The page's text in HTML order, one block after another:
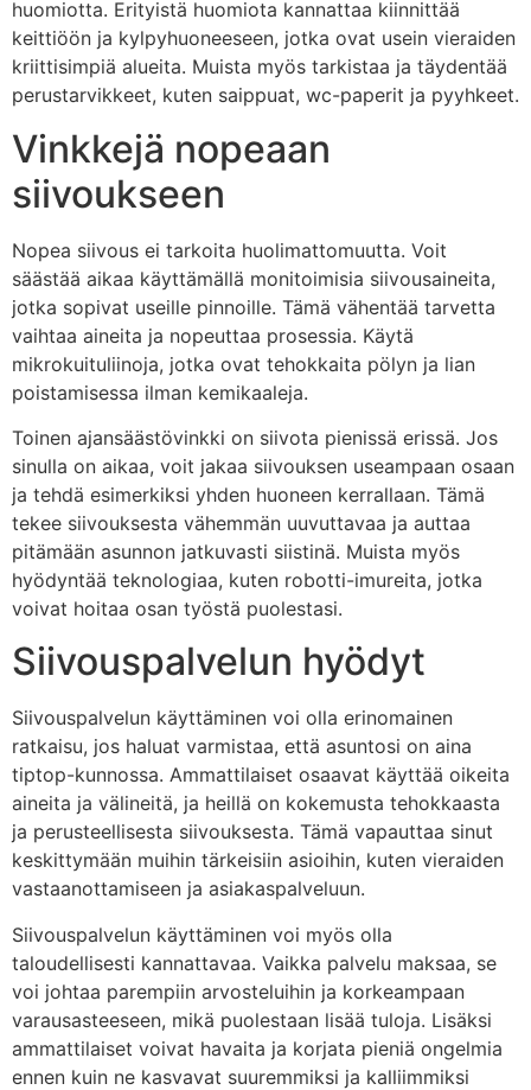
huomiotta. Erityistä huomiota kannattaa kiinnittää
keittiöön ja kylpyhuoneeseen, jotka ovat usein vieraiden
kriittisimpiä alueita. Muista myös tarkistaa ja täydentää
perustarvikkeet, kuten saippuat, wc-paperit ja pyyhkeet.
Vinkkejä nopeaan
siivoukseen
Nopea siivous ei tarkoita huolimattomuutta. Voit
säästää aikaa käyttämällä monitoimisia siivousaineita,
jotka sopivat useille pinnoille. Tämä vähentää tarvetta
vaihtaa aineita ja nopeuttaa prosessia. Käytä
mikrokuituliinoja, jotka ovat tehokkaita pölyn ja lian
poistamisessa ilman kemikaaleja.
Toinen ajansäästövinkki on siivota pienissä erissä. Jos
sinulla on aikaa, voit jakaa siivouksen useampaan osaan
ja tehdä esimerkiksi yhden huoneen kerrallaan. Tämä
tekee siivouksesta vähemmän uuvuttavaa ja auttaa
pitämään asunnon jatkuvasti siistinä. Muista myös
hyödyntää teknologiaa, kuten robotti-imureita, jotka
voivat hoitaa osan työstä puolestasi.
Siivouspalvelun hyödyt
Siivouspalvelun käyttäminen voi olla erinomainen
ratkaisu, jos haluat varmistaa, että asuntosi on aina
tiptop-kunnossa. Ammattilaiset osaavat käyttää oikeita
aineita ja välineitä, ja heillä on kokemusta tehokkaasta
ja perusteellisesta siivouksesta. Tämä vapauttaa sinut
keskittymään muihin tärkeisiin asioihin, kuten vieraiden
vastaanottamiseen ja asiakaspalveluun.
Siivouspalvelun käyttäminen voi myös olla
taloudellisesti kannattavaa. Vaikka palvelu maksaa, se
voi johtaa parempiin arvosteluihin ja korkeampaan
varausasteeseen, mikä puolestaan lisää tuloja. Lisäksi
ammattilaiset voivat havaita ja korjata pieniä ongelmia
ennen kuin ne kasvavat suuremmiksi ja kalliimmiksi